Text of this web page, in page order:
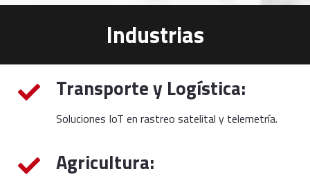
Industrias
Transporte y Logística:
Soluciones IoT en rastreo satelital y telemetría.
Agricultura: